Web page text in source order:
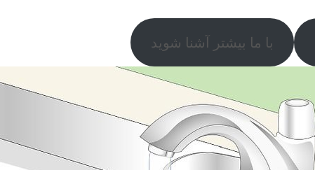
با ما بیشتر آشنا شوید